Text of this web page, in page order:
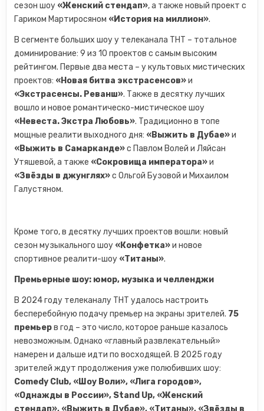
сезон шоу «Женский стендап», а также новый проект с
Гариком Мартиросяном «История на миллион».
В сегменте больших шоу у телеканала ТНТ – тотальное
доминирование: 9 из 10 проектов с самым высоким
рейтингом. Первые два места – у культовых мистических
проектов: «Новая битва экстрасенсов»и
«Экстрасенсы. Реванш». Также в десятку лучших
вошло и новое романтическо-мистическое шоу
«Невеста. Экстра Любовь». Традиционно в топе
мощные реалити выходного дня: «Выжить в Дубае»и
«Выжить в Самарканде»с Павлом Волей и Ляйсан
Утяшевой, а также «Сокровища императора»и
«Звёзды в джунглях»с Ольгой Бузовой и Михаилом
Галустяном.
Кроме того, в десятку лучших проектов вошли: новый
сезон музыкального шоу «Конфетка»и новое
спортивное реалити-шоу «Титаны».
Премьерные шоу: юмор, музыка и челленджи
В 2024 году телеканалу ТНТ удалось настроить
бесперебойную подачу премьер на экраны зрителей. 75
премьерв год – это число, которое раньше казалось
невозможным. Однако «главный развлекательный»
намерен и дальше идти по восходящей. В 2025 году
зрителей ждут продолжения уже полюбивших шоу:
Comedy Club, «Шоу Воли», «Лига городов»,
«Однажды в России», Stand Up, «Женский
стендап», «Выжить в Дубае», «Титаны», «Звёзды в